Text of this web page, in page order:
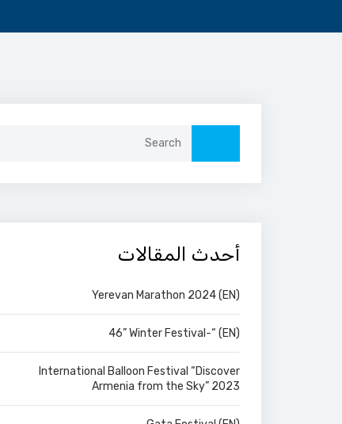
أحدث المقالات
(EN) Yerevan Marathon 2024
(EN) “-46” Winter Festival
International Balloon Festival “Discover
Armenia from the Sky” 2023